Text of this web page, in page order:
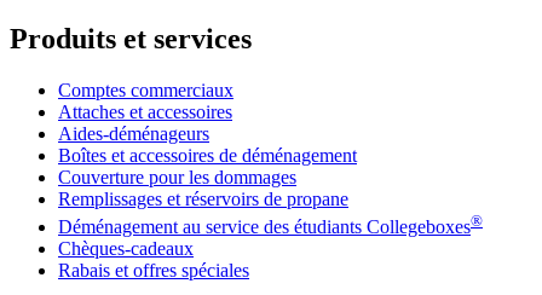
Produits et services
Comptes commerciaux
Attaches et accessoires
Aides-déménageurs
Boîtes et accessoires de déménagement
Couverture pour les dommages
Remplissages et réservoirs de propane
Déménagement au service des étudiants Collegeboxes®
Chèques-cadeaux
Rabais et offres spéciales